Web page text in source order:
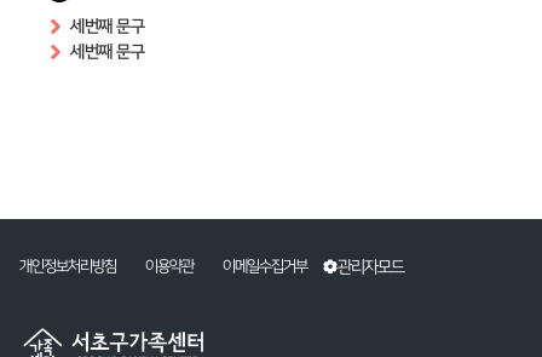
세번째 문구
세번째 문구
개인정보처리방침 이용약관 이메일수집거부 관리자모드